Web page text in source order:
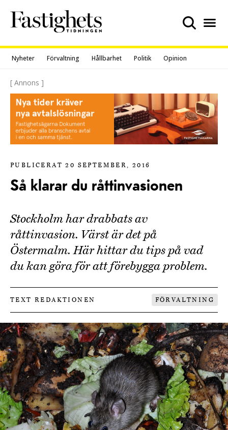
content
Nyheter Förvaltning Hållbarhet Politik Opinion
[ Annons ]
PUBLICERAT 20 SEPTEMBER, 2016
Så klarar du råttinvasionen
Stockholm har drabbats av
råttinvasion. Värst är det på
Östermalm. Här hittar du tips på vad
du kan göra för att förebygga problem.
TEXT REDAKTIONEN FÖRVALTNING